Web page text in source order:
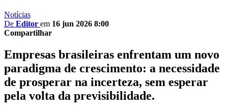
Notícias
De Editor em 16 jun 2026 8:00
Compartilhar
Empresas brasileiras enfrentam um novo
paradigma de crescimento: a necessidade
de prosperar na incerteza, sem esperar
pela volta da previsibilidade.